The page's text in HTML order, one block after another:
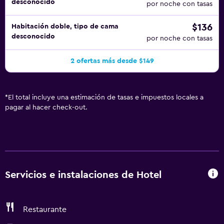
garantizar. Están sujetas a disponibilidad al momento del
check-in y pueden conllevar cargos adicionales. Esta
propiedad acepta tarjetas de crédito. El personal de
recepción recibirá a los huéspedes al momento de su
llegada. Check-Out El Checkout se realiza a las 11:00
Mascotas No se aceptan mascotas Instrucciones Generales
profesional
desconocido
por noche con tasas
Habitación doble, tipo de cama
desconocido
$136
por noche con tasas
2 ofertas más desde $149
* El total incluye una estimación de tasas e impuestos locales a
pagar al hacer check-out.
Servicios e instalaciones de Hotel
Restaurante